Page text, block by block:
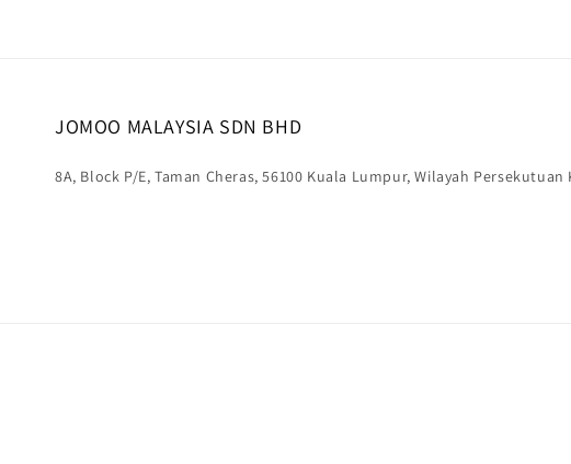
JOMOO MALAYSIA SDN BHD
8A, Block P/E, Taman Cheras, 56100 Kuala Lumpur, Wilayah